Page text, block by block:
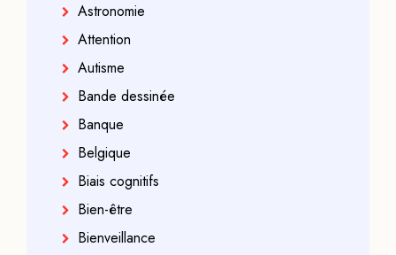
Astronomie
Attention
Autisme
Bande dessinée
Banque
Belgique
Biais cognitifs
Bien-être
Bienveillance